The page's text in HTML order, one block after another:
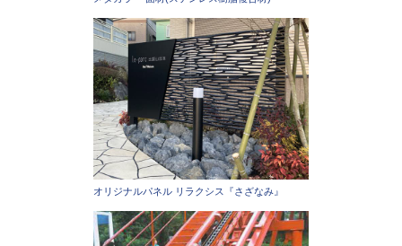
オリジナルパネル リラクシス『さざなみ』